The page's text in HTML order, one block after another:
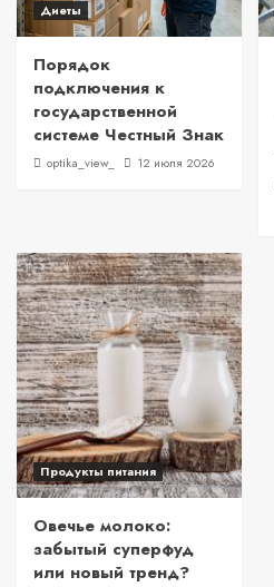
Диеты
Порядок
подключения к
государственной
системе Честный Знак
optika_view_ 12 июля 2026
Продукты питания
Овечье молоко:
забытый суперфуд
или новый тренд?